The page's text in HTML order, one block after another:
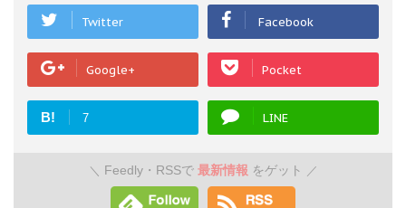
Twitter Facebook
Google+ Pocket
B! 7 LINE
＼ Feedly・RSSで最新情報 をゲット ／